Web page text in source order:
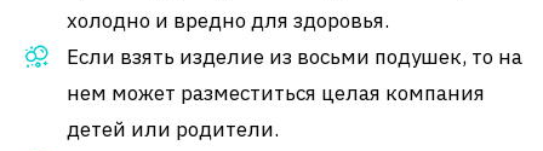
холодно и вредно для здоровья.
Если взять изделие из восьми подушек, то на
нем может разместиться целая компания
детей или родители.